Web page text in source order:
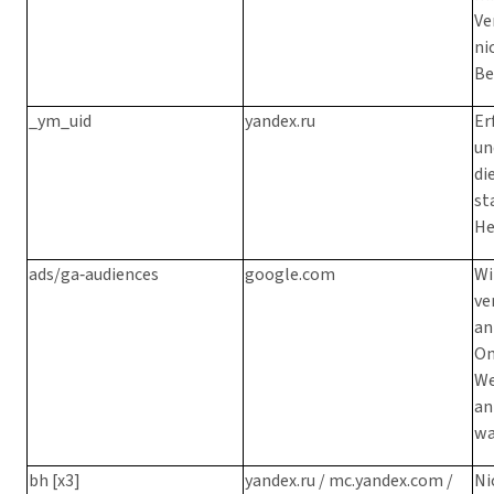
_ym_uid
yandex.ru
ads/ga‑audiences
google.com
bh [x3]
yandex.ru / mc.yandex.com /